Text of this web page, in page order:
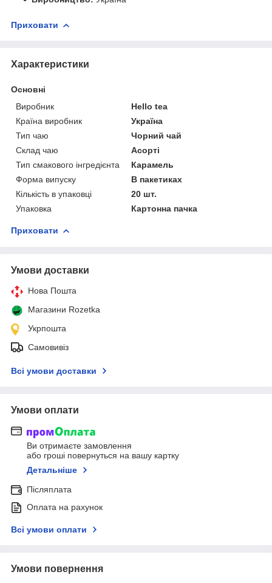
Приховати
Характеристики
Основні
Виробник
Hello tea
Країна виробник
Україна
Тип чаю
Чорний чай
Склад чаю
Асорті
Тип смакового інгредієнта
Карамель
Форма випуску
В пакетиках
Кількість в упаковці
20 шт.
Упаковка
Картонна пачка
Приховати
Умови доставки
Нова Пошта
Магазини Rozetka
Укрпошта
Самовивіз
Всі умови доставки
Умови оплати
Ви отримаєте замовлення
або гроші повернуться на вашу картку
Детальніше
Післяплата
Оплата на рахунок
Всі умови оплати
Умови повернення